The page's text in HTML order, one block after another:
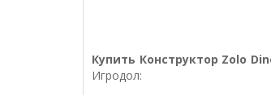
Купить Конструктор Zolo
Игродол: